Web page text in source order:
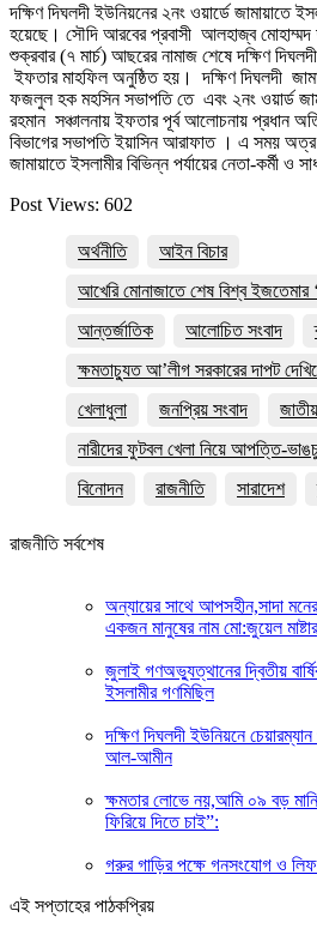
দক্ষিণ দিঘলদী ইউনিয়নের ২নং ওয়ার্ডে জামায়াতে
হয়েছে। সৌদি আরবের প্রবাসী আলহাজ্ব মোহাম্মদ
শুক্রবার (৭ মার্চ) আছরের নামাজ শেষে দক্ষিণ
ইফতার মাহফিল অনুষ্ঠিত হয়। দক্ষিণ দিঘলদী
ফজলুল হক মহসিন সভাপতি তে এবং ২নং ওয়ার্ড
রহমান সঞ্চালনায় ইফতার পূর্ব আলোচনায় প্রধান
বিভাগের সভাপতি ইয়াসিন আরাফাত । এ সময় অত্র
জামায়াতে ইসলামীর বিভিন্ন পর্যায়ের নেতা-কর্মী
Post Views: 602
অর্থনীতি
আইন বিচার
আখেরি মোনাজাতে শেষ বিশ্ব ইজতেমার
আন্তর্জাতিক
আলোচিত সংবাদ
ক্ষমতাচ্যুত আ’লীগ সরকারের দাপট
খেলাধুলা
জনপ্রিয় সংবাদ জাতীয়
নারীদের ফুটবল খেলা নিয়ে আপত্তি-
বিনোদন
রাজনীতি সারাদেশ
রাজনীতি সর্বশেষ
অন্যায়ের সাথে আপসহীন,সাদা
একজন মানুষের নাম মো:জুয়েল
জুলাই গণঅভ্যুত্থানের দ্বিতীয়
ইসলামীর গণমিছিল
দক্ষিণ দিঘলদী ইউনিয়নে
আল-আমীন
ক্ষমতার লোভে নয়,আমি ০৯ বড়
ফিরিয়ে দিতে চাই”:
গরুর গাড়ির পক্ষে গনসংযোগ ও
এই সপ্তাহের পাঠকপ্রিয়